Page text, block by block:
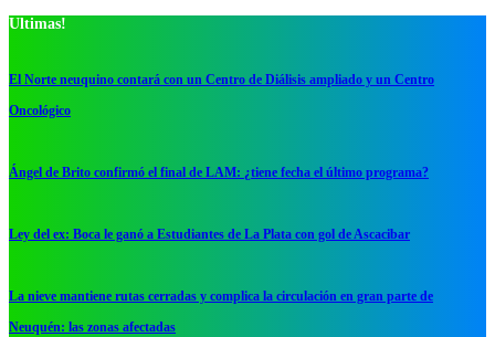
Ultimas!
El Norte neuquino contará con un Centro de Diálisis ampliado y un Centro
Oncológico
Ángel de Brito confirmó el final de LAM: ¿tiene fecha el último programa?
Ley del ex: Boca le ganó a Estudiantes de La Plata con gol de Ascacibar
La nieve mantiene rutas cerradas y complica la circulación en gran parte de
Neuquén: las zonas afectadas